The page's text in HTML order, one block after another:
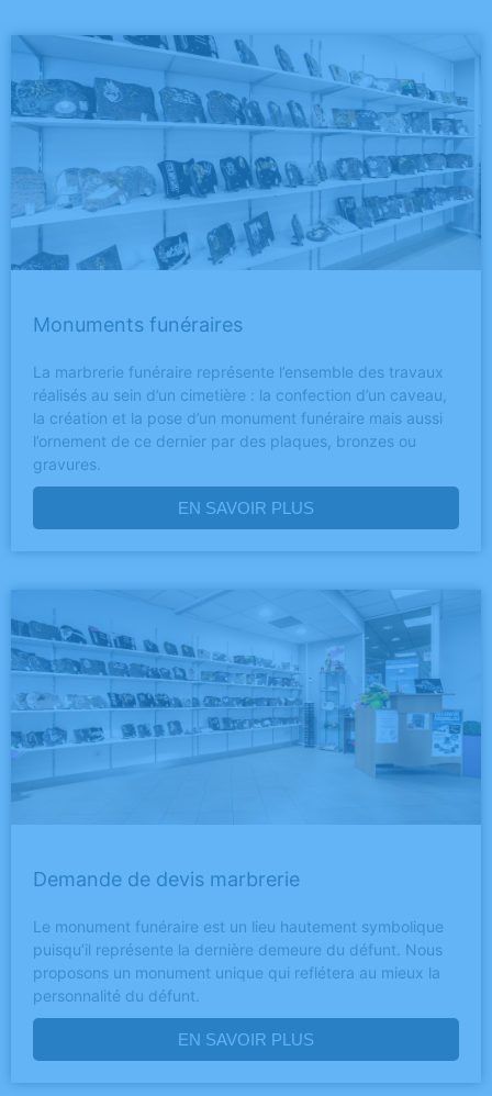
Monuments funéraires
La marbrerie funéraire représente l’ensemble des travaux
réalisés au sein d’un cimetière : la confection d’un caveau,
la création et la pose d’un monument funéraire mais aussi
l’ornement de ce dernier par des plaques, bronzes ou
gravures.
EN SAVOIR PLUS
Demande de devis marbrerie
Le monument funéraire est un lieu hautement symbolique
puisqu’il représente la dernière demeure du défunt. Nous
proposons un monument unique qui reflétera au mieux la
personnalité du défunt.
EN SAVOIR PLUS